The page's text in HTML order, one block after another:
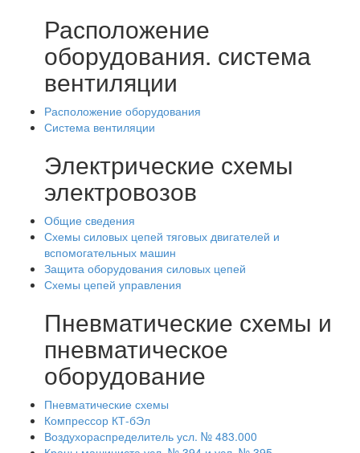
Расположение
оборудования. система
вентиляции
Расположение оборудования
Система вентиляции
Электрические схемы
электровозов
Общие сведения
Схемы силовых цепей тяговых двигателей и
вспомогательных машин
Защита оборудования силовых цепей
Схемы цепей управления
Пневматические схемы и
пневматическое
оборудование
Пневматические схемы
Компрессор КТ-бЭл
Воздухораспределитель усл. № 483.000